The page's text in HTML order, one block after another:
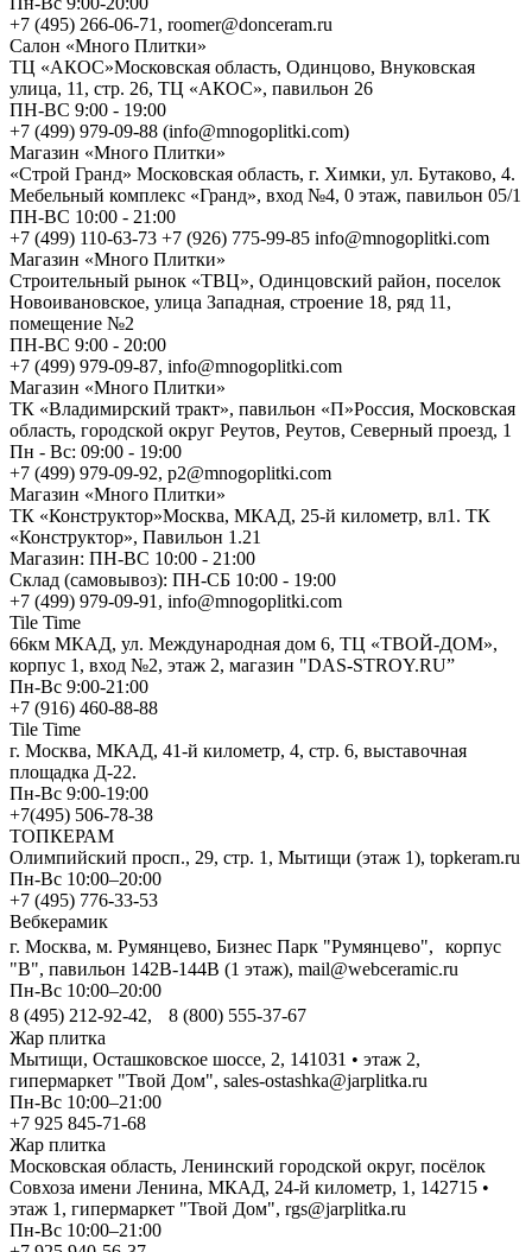
+7 (495) 266-06-71, roomer@donceram.ru
Салон «Много Плитки»
ТЦ «АКОС»Московская область, Одинцово, Внуковская
улица, 11, стр. 26, ТЦ «АКОС», павильон 26
ПН-ВС 9:00 - 19:00
+7 (499) 979-09-88 (info@mnogoplitki.com)
Магазин «Много Плитки»
«Строй Гранд» Московская область, г. Химки, ул. Бутаково, 4.
Мебельный комплекс «Гранд», вход №4, 0 этаж, павильон 05/1
ПН-ВС 10:00 - 21:00
+7 (499) 110-63-73 +7 (926) 775-99-85 info@mnogoplitki.com
Магазин «Много Плитки»
Cтроительный рынок «ТВЦ», Одинцовский район, поселок
Новоивановское, улица Западная, строение 18, ряд 11,
помещение №2
ПН-ВС 9:00 - 20:00
+7 (499) 979-09-87, info@mnogoplitki.com
Магазин «Много Плитки»
ТК «Владимирский тракт», павильон «П»Россия, Московская
область, городской округ Реутов, Реутов, Северный проезд, 1
Пн - Вс: 09:00 - 19:00
+7 (499) 979-09-92, p2@mnogoplitki.com
Магазин «Много Плитки»
ТК «Конструктор»Москва, МКАД, 25-й километр, вл1. ТК
«Конструктор», Павильон 1.21
Магазин: ПН-ВС 10:00 - 21:00
Склад (самовывоз): ПН-СБ 10:00 - 19:00
+7 (499) 979-09-91, info@mnogoplitki.com
Tile Time
66км МКАД, ул. Международная дом 6, ТЦ «ТВОЙ-ДОМ»,
корпус 1, вход №2, этаж 2, магазин "DAS-STROY.RU”
Пн-Вс 9:00-21:00
+7 (916) 460-88-88
Tile Time
г. Москва, МКАД, 41-й километр, 4, стр. 6, выставочная
площадка Д-22.
Пн-Вс 9:00-19:00
+7(495) 506-78-38
ТОПКЕРАМ
Олимпийский просп., 29, стр. 1, Мытищи (этаж 1), topkeram.ru
Пн-Вс 10:00–20:00
+7 (495) 776-33-53
Вебкерамик
г. Москва, м. Румянцево, Бизнес Парк "Румянцево", корпус
"В", павильон 142В-144В (1 этаж), mail@webceramic.ru
Пн-Вс 10:00–20:00
8 (495) 212-92-42, 8 (800) 555-37-67
Жар плитка
Мытищи, Осташковское шоссе, 2, 141031 • этаж 2,
гипермаркет "Твой Дом", sales-ostashka@jarplitka.ru
Пн-Вс 10:00–21:00
+7 925 845-71-68
Жар плитка
Московская область, Ленинский городской округ, посёлок
Совхоза имени Ленина, МКАД, 24-й километр, 1, 142715 •
этаж 1, гипермаркет "Твой Дом", rgs@jarplitka.ru
Пн-Вс 10:00–21:00